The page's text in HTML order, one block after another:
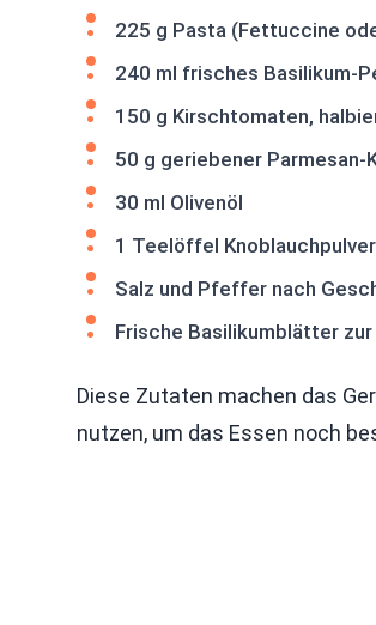
225 g Pasta (Fettuccine
240 ml frisches Basilikum-
150 g Kirschtomaten,
50 g geriebener Parmesan-
30 ml Olivenöl
1 Teelöffel Knoblauchpulver
Salz und Pfeffer nach
Frische Basilikumblätter zur
Diese Zutaten machen das
nutzen, um das Essen noch